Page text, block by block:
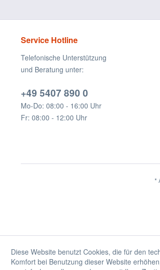
Service Hotline
Telefonische Unterstützung
und Beratung unter:
+49 5407 890 0
Mo-Do: 08:00 - 16:00 Uhr
Fr: 08:00 - 12:00 Uhr
*
Diese Website benutzt Cookies, die für den
Komfort bei Benutzung dieser Website